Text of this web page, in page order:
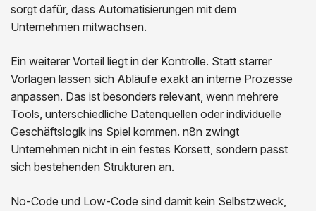
sorgt dafür, dass Automatisierungen mit dem
Unternehmen mitwachsen.
Ein weiterer Vorteil liegt in der Kontrolle. Statt starrer
Vorlagen lassen sich Abläufe exakt an interne Prozesse
anpassen. Das ist besonders relevant, wenn mehrere
Tools, unterschiedliche Datenquellen oder individuelle
Geschäftslogik ins Spiel kommen. n8n zwingt
Unternehmen nicht in ein festes Korsett, sondern passt
sich bestehenden Strukturen an.
No-Code und Low-Code sind damit kein Selbstzweck,